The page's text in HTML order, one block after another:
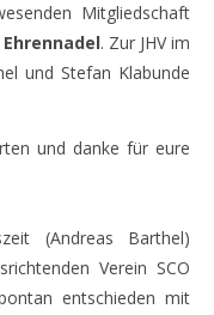
Mitgliedschaft
. Zur JHV im
und Stefan Klabunde
und danke für eure
(Andreas Barthel)
Verein SCO
entschieden mit